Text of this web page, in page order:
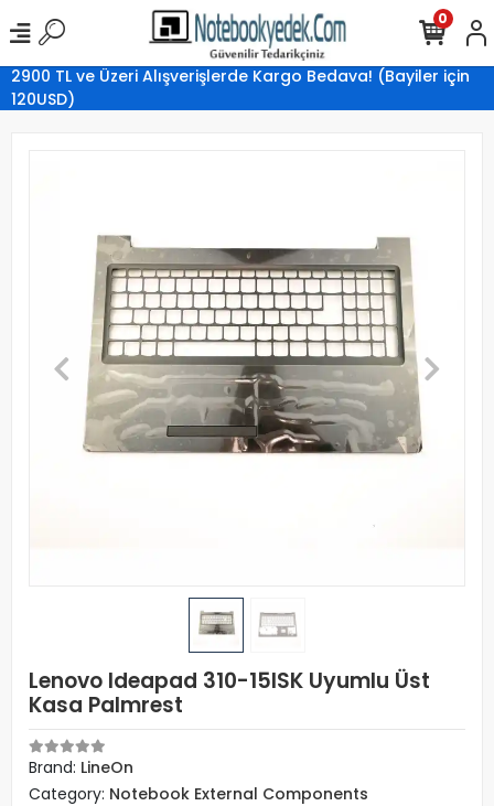
2900 TL ve Üzeri Alışverişlerde Kargo Bedava! (Bayiler için
120USD)
0
Lenovo Ideapad 310-15ISK Uyumlu Üst
Kasa Palmrest
Brand: LineOn
Category: Notebook External Components